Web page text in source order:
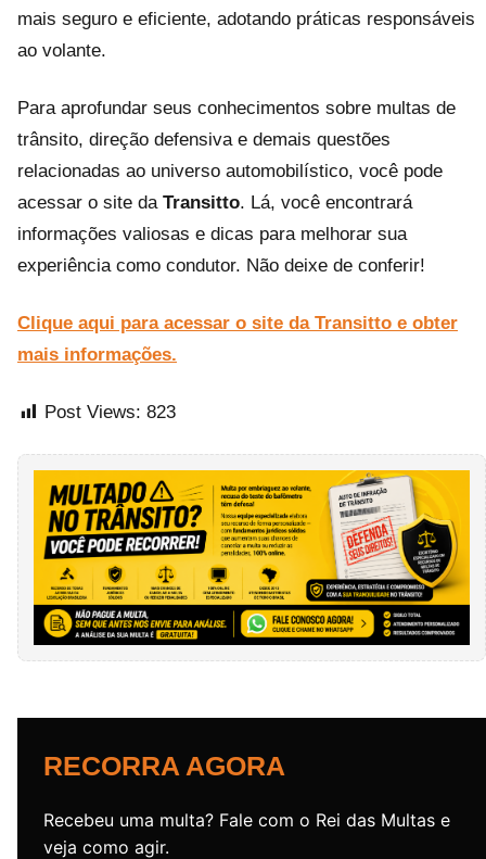
mais seguro e eficiente, adotando práticas responsáveis
ao volante.
Para aprofundar seus conhecimentos sobre multas de
trânsito, direção defensiva e demais questões
relacionadas ao universo automobilístico, você pode
acessar o site da Transitto. Lá, você encontrará
informações valiosas e dicas para melhorar sua
experiência como condutor. Não deixe de conferir!
Clique aqui para acessar o site da Transitto e obter
mais informações.
Post Views: 823
RECORRA AGORA
Recebeu uma multa? Fale com o Rei das Multas e
veja como agir.